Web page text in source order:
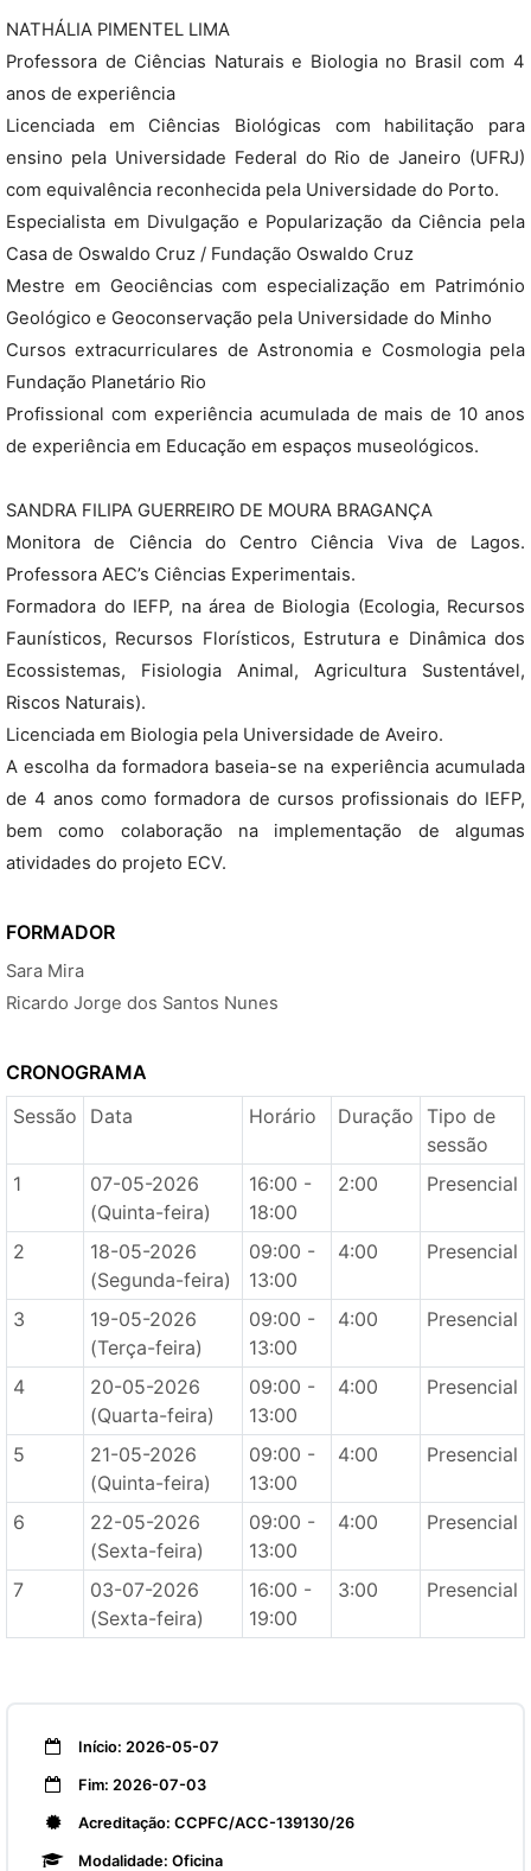
NATHÁLIA PIMENTEL LIMA
Professora de Ciências Naturais e Biologia no Brasil com 4
anos de experiência
Licenciada em Ciências Biológicas com habilitação para
ensino pela Universidade Federal do Rio de Janeiro (UFRJ)
com equivalência reconhecida pela Universidade do Porto.
Especialista em Divulgação e Popularização da Ciência pela
Casa de Oswaldo Cruz / Fundação Oswaldo Cruz
Mestre em Geociências com especialização em Património
Geológico e Geoconservação pela Universidade do Minho
Cursos extracurriculares de Astronomia e Cosmologia pela
Fundação Planetário Rio
Profissional com experiência acumulada de mais de 10 anos
de experiência em Educação em espaços museológicos.
SANDRA FILIPA GUERREIRO DE MOURA BRAGANÇA
Monitora de Ciência do Centro Ciência Viva de Lagos.
Professora AEC’s Ciências Experimentais.
Formadora do IEFP, na área de Biologia (Ecologia, Recursos
Faunísticos, Recursos Florísticos, Estrutura e Dinâmica dos
Ecossistemas, Fisiologia Animal, Agricultura Sustentável,
Riscos Naturais).
Licenciada em Biologia pela Universidade de Aveiro.
A escolha da formadora baseia-se na experiência acumulada
de 4 anos como formadora de cursos profissionais do IEFP,
bem como colaboração na implementação de algumas
atividades do projeto ECV.
FORMADOR
Sara Mira
Ricardo Jorge dos Santos Nunes
CRONOGRAMA
Sessão
Data Horário Duração Tipo de
sessão
1
07-05-2026
(Quinta-feira)
16:00 -
18:00
2:00 Presencial
2
18-05-2026
(Segunda-feira)
09:00 -
13:00
4:00 Presencial
3
19-05-2026
(Terça-feira)
09:00 -
13:00
4:00 Presencial
4
20-05-2026
(Quarta-feira)
09:00 -
13:00
4:00 Presencial
5
21-05-2026
(Quinta-feira)
09:00 -
13:00
4:00 Presencial
6
22-05-2026
(Sexta-feira)
09:00 -
13:00
4:00 Presencial
7
03-07-2026
(Sexta-feira)
16:00 -
19:00
3:00 Presencial
Início: 2026-05-07
Fim: 2026-07-03
Acreditação: CCPFC/ACC-139130/26
Modalidade: Oficina